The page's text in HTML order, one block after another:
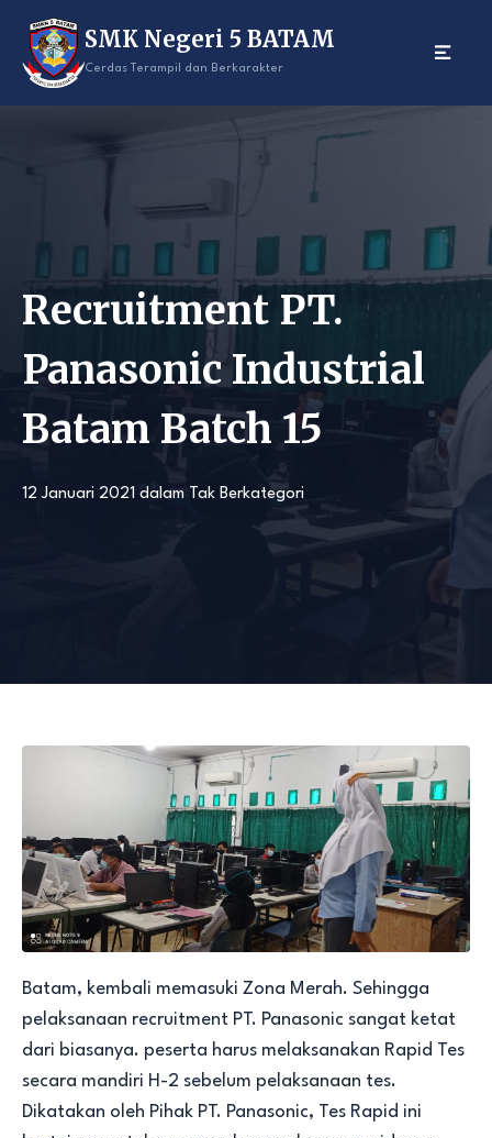
content
SMK Negeri 5 BATAM
Cerdas Terampil dan Berkarakter
Recruitment PT.
Panasonic Industrial
Batam Batch 15
12 Januari 2021 dalam Tak Berkategori
Batam, kembali memasuki Zona Merah. Sehingga
pelaksanaan recruitment PT. Panasonic sangat ketat
dari biasanya. peserta harus melaksanakan Rapid Tes
secara mandiri H-2 sebelum pelaksanaan tes.
Dikatakan oleh Pihak PT. Panasonic, Tes Rapid ini